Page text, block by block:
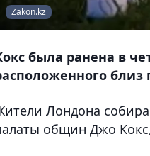
Zakon.kz
была ранена в
Лондона
общин Джо